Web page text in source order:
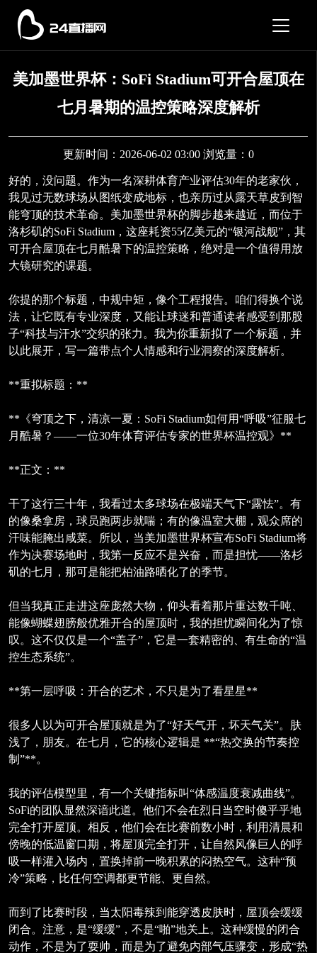
美加墨世界杯：SoFi Stadium可开合屋顶在
七月暑期的温控策略深度解析
更新时间：2026-06-02 03:00 浏览量：0
好的，没问题。作为一名深耕体育产业评估30年的老家伙，
我见过无数球场从图纸变成地标，也亲历过从露天草皮到智
能穹顶的技术革命。美加墨世界杯的脚步越来越近，而位于
洛杉矶的SoFi Stadium，这座耗资55亿美元的“银河战舰”，其
可开合屋顶在七月酷暑下的温控策略，绝对是一个值得用放
大镜研究的课题。
你提的那个标题，中规中矩，像个工程报告。咱们得换个说
法，让它既有专业深度，又能让球迷和普通读者感受到那股
子“科技与汗水”交织的张力。我为你重新拟了一个标题，并
以此展开，写一篇带点个人情感和行业洞察的深度解析。
**重拟标题：**
**《穹顶之下，清凉一夏：SoFi Stadium如何用“呼吸”征服七
月酷暑？——一位30年体育评估专家的世界杯温控观》**
**正文：**
干了这行三十年，我看过太多球场在极端天气下“露怯”。有
的像桑拿房，球员跑两步就喘；有的像温室大棚，观众席的
汗味能腌出咸菜。所以，当美加墨世界杯宣布SoFi Stadium将
作为决赛场地时，我第一反应不是兴奋，而是担忧——洛杉
矶的七月，那可是能把柏油路晒化了的季节。
但当我真正走进这座庞然大物，仰头看着那片重达数千吨、
能像蝴蝶翅膀般优雅开合的屋顶时，我的担忧瞬间化为了惊
叹。这不仅仅是一个“盖子”，它是一套精密的、有生命的“温
控生态系统”。
**第一层呼吸：开合的艺术，不只是为了看星星**
很多人以为可开合屋顶就是为了“好天气开，坏天气关”。肤
浅了，朋友。在七月，它的核心逻辑是 **“热交换的节奏控
制”**。
我的评估模型里，有一个关键指标叫“体感温度衰减曲线”。
SoFi的团队显然深谙此道。他们不会在烈日当空时傻乎乎地
完全打开屋顶。相反，他们会在比赛前数小时，利用清晨和
傍晚的低温窗口期，将屋顶完全打开，让自然风像巨人的呼
吸一样灌入场内，置换掉前一晚积累的闷热空气。这种“预
冷”策略，比任何空调都更节能、更自然。
而到了比赛时段，当太阳毒辣到能穿透皮肤时，屋顶会缓缓
闭合。注意，是“缓缓”，不是“啪”地关上。这种缓慢的闭合
动作，不是为了耍帅，而是为了避免内部气压骤变，形成“热